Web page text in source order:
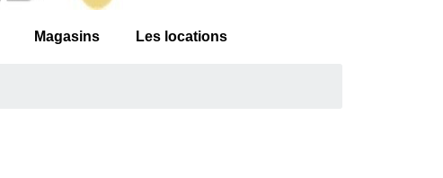
Magasins Les locations